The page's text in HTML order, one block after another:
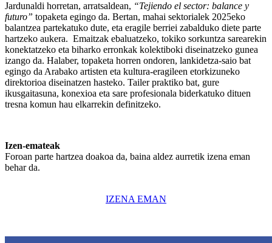
Jardunaldi horretan, arratsaldean, “Tejiendo el sector: balance y
futuro” topaketa egingo da. Bertan, mahai sektorialek 2025eko
balantzea partekatuko dute, eta eragile berriei zabalduko diete parte
hartzeko aukera. Emaitzak ebaluatzeko, tokiko sorkuntza sarearekin
konektatzeko eta biharko erronkak kolektiboki diseinatzeko gunea
izango da. Halaber, topaketa horren ondoren, lankidetza-saio bat
egingo da Arabako artisten eta kultura-eragileen etorkizuneko
direktorioa diseinatzen hasteko. Tailer praktiko bat, gure
ikusgaitasuna, konexioa eta sare profesionala biderkatuko dituen
tresna komun hau elkarrekin definitzeko.
Izen-emateak
Foroan parte hartzea doakoa da, baina aldez aurretik izena eman
behar da.
IZENA EMAN